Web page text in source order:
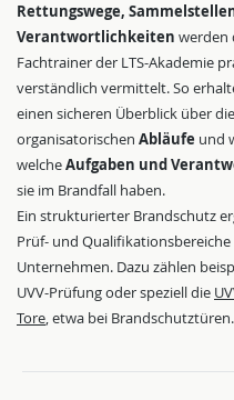
Rettungswege,
Verantwortlichkeiten werden
Fachtrainer der LTS-Akademie
verständlich vermittelt. So
einen sicheren Überblick über die
organisatorischen Abläufe und
welcheAufgaben und
sie im Brandfall haben.
Ein strukturierter Brandschutz
Prüf- und Qualifikationsbereiche
Unternehmen. Dazu zählen
UVV-Prüfung oder speziell die
Tore, etwa bei Brandschutztüren.